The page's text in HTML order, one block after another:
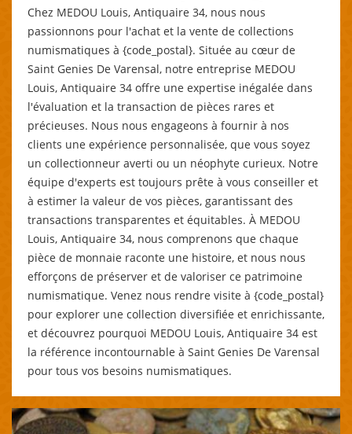
Chez MEDOU Louis, Antiquaire 34, nous nous
passionnons pour l'achat et la vente de collections
numismatiques à {code_postal}. Située au cœur de
Saint Genies De Varensal, notre entreprise MEDOU
Louis, Antiquaire 34 offre une expertise inégalée dans
l'évaluation et la transaction de pièces rares et
précieuses. Nous nous engageons à fournir à nos
clients une expérience personnalisée, que vous soyez
un collectionneur averti ou un néophyte curieux. Notre
équipe d'experts est toujours prête à vous conseiller et
à estimer la valeur de vos pièces, garantissant des
transactions transparentes et équitables. À MEDOU
Louis, Antiquaire 34, nous comprenons que chaque
pièce de monnaie raconte une histoire, et nous nous
efforçons de préserver et de valoriser ce patrimoine
numismatique. Venez nous rendre visite à {code_postal}
pour explorer une collection diversifiée et enrichissante,
et découvrez pourquoi MEDOU Louis, Antiquaire 34 est
la référence incontournable à Saint Genies De Varensal
pour tous vos besoins numismatiques.